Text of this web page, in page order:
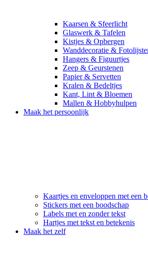
Kaarsen & Sfeerlicht
Glaswerk & Tafelen
Kistjes & Opbergen
Wanddecoratie &
Hangers & Figuurtjes
Zeep & Geurstenen
Papier & Servetten
Kralen & Bedeltjes
Kant, Lint & Bloemen
Mallen & Hobbyhulpen
Maak het persoonlijk
Kaartjes en enveloppen met een
Stickers met een boodschap
Labels met en zonder tekst
Hartjes met tekst en betekenis
Maak het zelf